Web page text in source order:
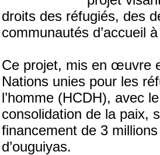
droits des réfugiés, des
communautés d’accueil
Ce projet, mis en œuvre
Nations unies pour les
l’homme (HCDH), avec
consolidation de la paix,
financement de 3
d’ouguiyas.